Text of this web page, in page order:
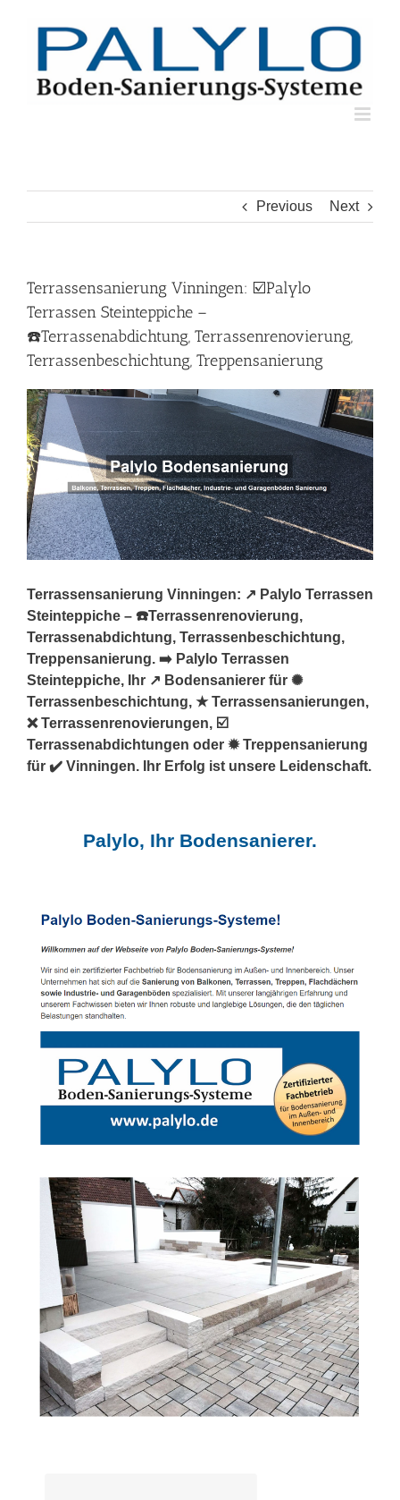
Previous Next
Terrassensanierung Vinningen: ☑️Palylo
Terrassen Steinteppiche –
☎️Terrassenabdichtung, Terrassenrenovierung,
Terrassenbeschichtung, Treppensanierung
Terrassensanierung Vinningen: ↗️ Palylo Terrassen
Steinteppiche – ☎️Terrassenrenovierung,
Terrassenabdichtung, Terrassenbeschichtung,
Treppensanierung. ➡️ Palylo Terrassen
Steinteppiche, Ihr ↗️ Bodensanierer für ✺
Terrassenbeschichtung, ★ Terrassensanierungen,
❌ Terrassenrenovierungen, ☑️
Terrassenabdichtungen oder ✹ Treppensanierung
für ✔️ Vinningen. Ihr Erfolg ist unsere Leidenschaft.
Palylo, Ihr Bodensanierer.